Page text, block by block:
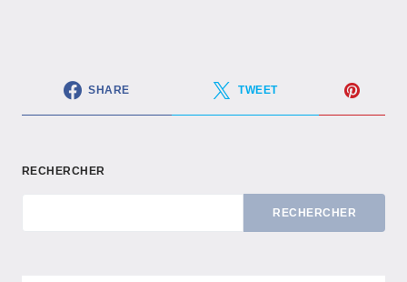
SHARE TWEET
RECHERCHER
RECHERCHER